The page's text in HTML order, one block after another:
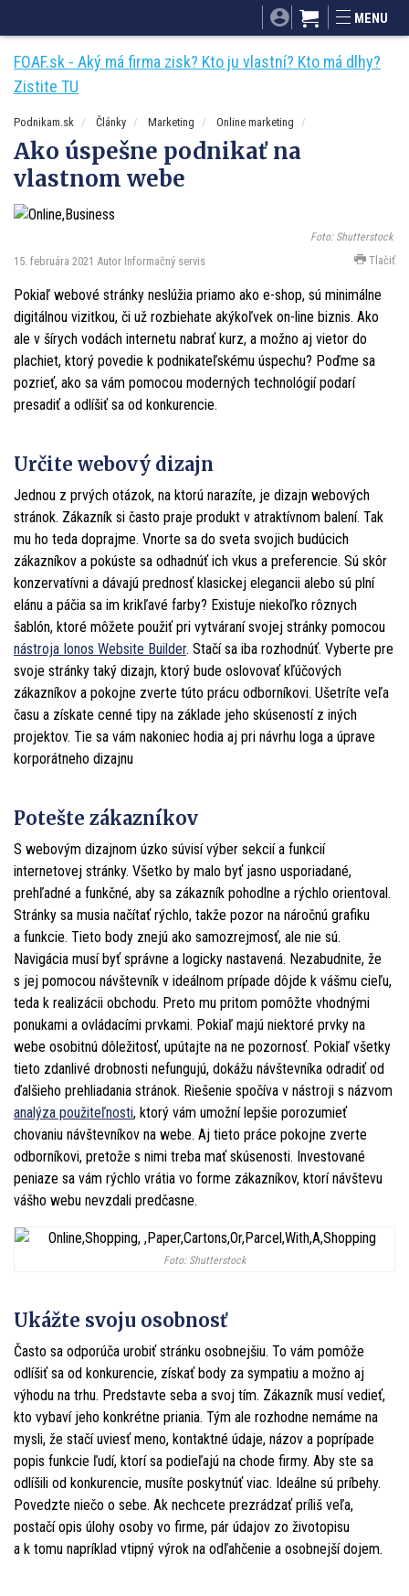
Mnamky-recepty.sk
MENU
FOAF.sk - Aký má firma zisk? Kto ju vlastní? Kto má dlhy?
Zistite TU
Podnikam.sk Články Marketing Online marketing
Ako úspešne podnikať na
vlastnom webe
Foto: Shutterstock
15. februára 2021 Autor Informačný servis Tlačiť
Pokiaľ webové stránky neslúžia priamo ako e-shop, sú minimálne
digitálnou vizitkou, či už rozbiehate akýkoľvek on-line biznis. Ako
ale v šírych vodách internetu nabrať kurz, a možno aj vietor do
plachiet, ktorý povedie k podnikateľskému úspechu? Poďme sa
pozrieť, ako sa vám pomocou moderných technológií podarí
presadiť a odlíšiť sa od konkurencie.
Určite webový dizajn
Jednou z prvých otázok, na ktorú narazíte, je dizajn webových
stránok. Zákazník si často praje produkt v atraktívnom balení. Tak
mu ho teda doprajme. Vnorte sa do sveta svojich budúcich
zákazníkov a pokúste sa odhadnúť ich vkus a preferencie. Sú skôr
konzervatívni a dávajú prednosť klasickej elegancii alebo sú plní
elánu a páčia sa im krikľavé farby? Existuje niekoľko rôznych
šablón, ktoré môžete použiť pri vytváraní svojej stránky pomocou
nástroja Ionos Website Builder. Stačí sa iba rozhodnúť. Vyberte pre
svoje stránky taký dizajn, ktorý bude oslovovať kľúčových
zákazníkov a pokojne zverte túto prácu odborníkovi. Ušetríte veľa
času a získate cenné tipy na základe jeho skúseností z iných
projektov. Tie sa vám nakoniec hodia aj pri návrhu loga a úprave
korporátneho dizajnu
Potešte zákazníkov
S webovým dizajnom úzko súvisí výber sekcií a funkcií
internetovej stránky. Všetko by malo byť jasno usporiadané,
prehľadné a funkčné, aby sa zákazník pohodlne a rýchlo orientoval.
Stránky sa musia načítať rýchlo, takže pozor na náročnú grafiku
a funkcie. Tieto body znejú ako samozrejmosť, ale nie sú.
Navigácia musí byť správne a logicky nastavená. Nezabudnite, že
s jej pomocou návštevník v ideálnom prípade dôjde k vášmu cieľu,
teda k realizácii obchodu. Preto mu pritom pomôžte vhodnými
ponukami a ovládacími prvkami. Pokiaľ majú niektoré prvky na
webe osobitnú dôležitosť, upútajte na ne pozornosť. Pokiaľ všetky
tieto zdanlivé drobnosti nefungujú, dokážu návštevníka odradiť od
ďalšieho prehliadania stránok. Riešenie spočíva v nástroji s názvom
analýza použiteľnosti, ktorý vám umožní lepšie porozumieť
chovaniu návštevníkov na webe. Aj tieto práce pokojne zverte
odborníkovi, pretože s nimi treba mať skúsenosti. Investované
peniaze sa vám rýchlo vrátia vo forme zákazníkov, ktorí návštevu
vášho webu nevzdali predčasne.
Foto: Shutterstock
Ukážte svoju osobnosť
Často sa odporúča urobiť stránku osobnejšiu. To vám pomôže
odlíšiť sa od konkurencie, získať body za sympatiu a možno aj
výhodu na trhu. Predstavte seba a svoj tím. Zákazník musí vedieť,
kto vybaví jeho konkrétne priania. Tým ale rozhodne nemáme na
mysli, že stačí uviesť meno, kontaktné údaje, názov a poprípade
popis funkcie ľudí, ktorí sa podieľajú na chode firmy. Aby ste sa
odlíšili od konkurencie, musíte poskytnúť viac. Ideálne sú príbehy.
Povedzte niečo o sebe. Ak nechcete prezrádzať príliš veľa,
postačí opis úlohy osoby vo firme, pár údajov zo životopisu
a k tomu napríklad vtipný výrok na odľahčenie a osobnejší dojem.